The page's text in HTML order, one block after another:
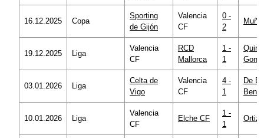
16.12.2025 Copa
Sporting
de Gijón
Valencia
CF
0 -
2
19.12.2025 Liga
Valencia
CF
RCD
Mallorca
1 -
1
03.01.2026 Liga
Celta de
Vigo
Valencia
CF
4 -
1
De
10.01.2026 Liga
Valencia
CF
Elche CF
1 -
1
Ortiz